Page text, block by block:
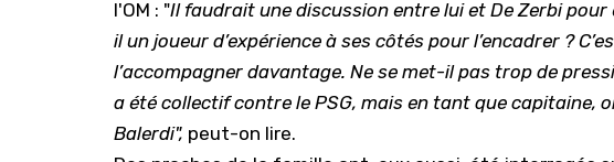
l'OM : "Il faudrait une discussion entre lui et De Zerbi
il un joueur d’expérience à ses côtés pour l’encadrer ?
l’accompagner davantage. Ne se met-il pas trop de
a été collectif contre le PSG, mais en tant que capitaine,
Balerdi", peut-on lire.